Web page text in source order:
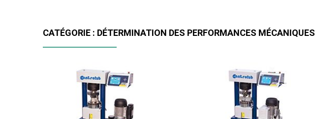
CATÉGORIE : DÉTERMINATION DES PERFORMANCES MÉCANIQUES